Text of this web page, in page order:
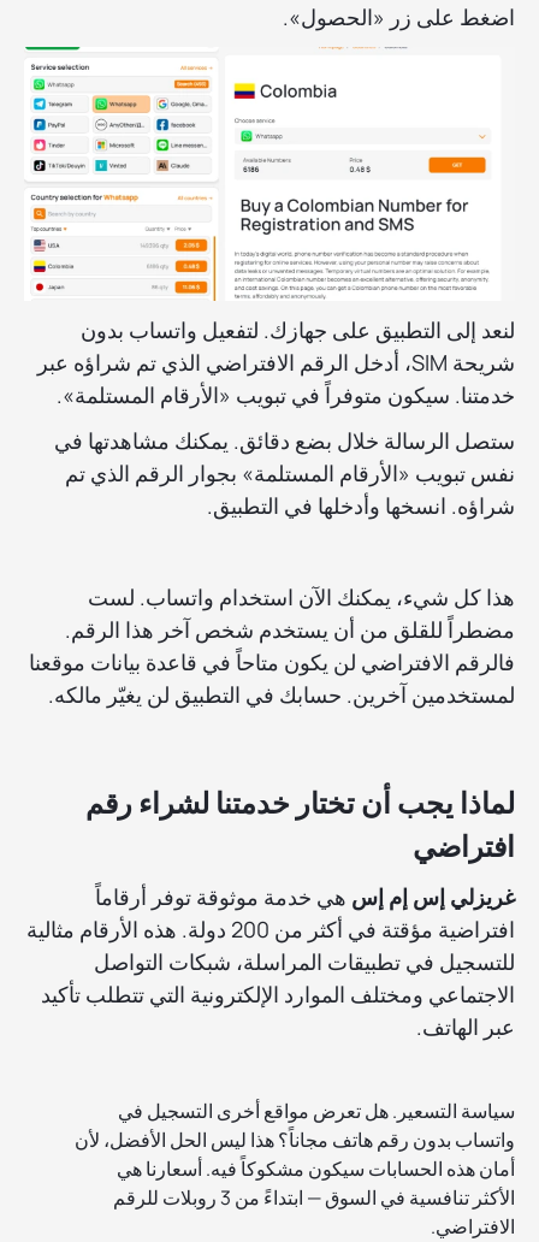
اضغط على زر «الحصول».
لنعد إلى التطبيق على جهازك. لتفعيل واتساب بدون
شريحة SIM، أدخل الرقم الافتراضي الذي تم شراؤه عبر
خدمتنا. سيكون متوفراً في تبويب «الأرقام المستلمة».
ستصل الرسالة خلال بضع دقائق. يمكنك مشاهدتها في
نفس تبويب «الأرقام المستلمة» بجوار الرقم الذي تم
شراؤه. انسخها وأدخلها في التطبيق.
هذا كل شيء، يمكنك الآن استخدام واتساب. لست
مضطراً للقلق من أن يستخدم شخص آخر هذا الرقم.
فالرقم الافتراضي لن يكون متاحاً في قاعدة بيانات موقعنا
لمستخدمين آخرين. حسابك في التطبيق لن يغيّر مالكه.
لماذا يجب أن تختار خدمتنا لشراء رقم
افتراضي
غريزلي إس إم إس هي خدمة موثوقة توفر أرقاماً
افتراضية مؤقتة في أكثر من 200 دولة. هذه الأرقام مثالية
للتسجيل في تطبيقات المراسلة، شبكات التواصل
الاجتماعي ومختلف الموارد الإلكترونية التي تتطلب تأكيد
عبر الهاتف.
سياسة التسعير. هل تعرض مواقع أخرى التسجيل في
واتساب بدون رقم هاتف مجاناً؟ هذا ليس الحل الأفضل، لأن
أمان هذه الحسابات سيكون مشكوكاً فيه. أسعارنا هي
الأكثر تنافسية في السوق — ابتداءً من 3 روبلات للرقم
الافتراضي.